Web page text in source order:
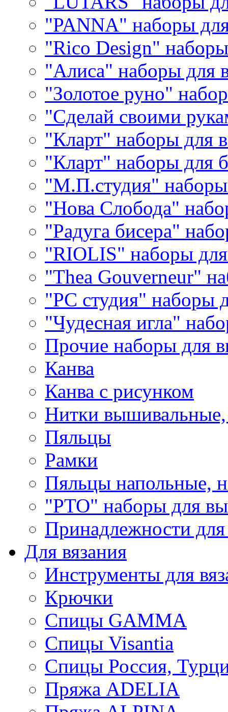
"PANNA" наборы
"Rico Design"
"Алиса" наборы для
"Золотое руно"
"Сделай своими
"Кларт" наборы для
"Кларт" наборы для
"М.П.студия"
"Нова Слобода"
"Радуга бисера"
"RIOLIS" наборы
"Thea Gouverneur"
"РС студия" наборы
"Чудесная игла"
Прочие наборы для
Канва
Канва с рисунком
Нитки
Пяльцы
Рамки
Пяльцы напольные,
"РТО" наборы для
Принадлежности
Для вязания
Инструменты для
Крючки
Спицы GAMMA
Спицы Visantia
Спицы Россия,
Пряжа ADELIA